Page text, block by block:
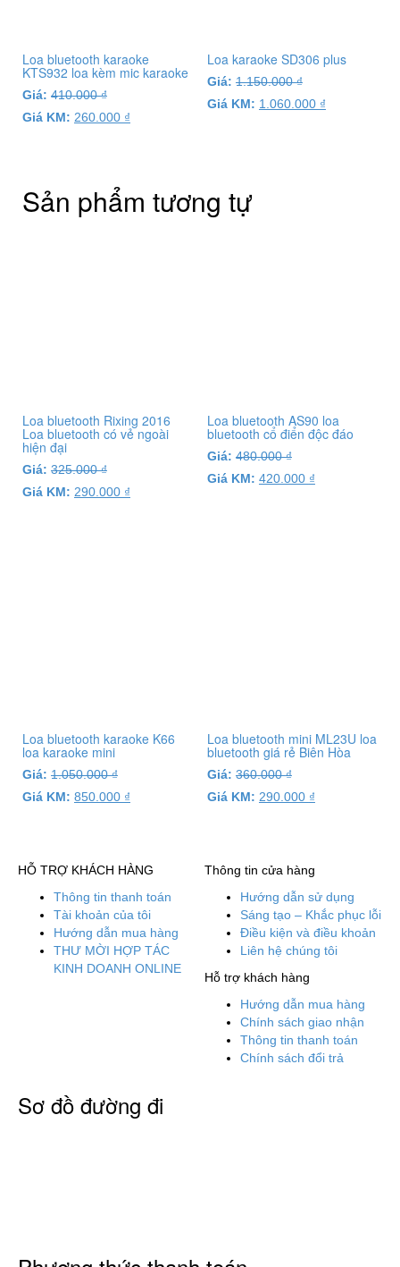
Loa bluetooth karaoke
KTS932 loa kèm mic karaoke
Giá: 410.000₫
Giá KM: 260.000 ₫
Loa karaoke SD306 plus
Giá: 1.150.000₫
Giá KM: 1.060.000 ₫
Sản phẩm tương tự
Loa bluetooth Rixing 2016
Loa bluetooth có vẻ ngoài
hiện đại
Giá: 325.000₫
Giá KM: 290.000 ₫
Loa bluetooth AS90 loa
bluetooth cổ điển độc đáo
Giá: 480.000₫
Giá KM: 420.000 ₫
Loa bluetooth karaoke K66
loa karaoke mini
Giá: 1.050.000₫
Giá KM: 850.000 ₫
Loa bluetooth mini ML23U loa
bluetooth giá rẻ Biên Hòa
Giá: 360.000₫
Giá KM: 290.000 ₫
HỖ TRỢ KHÁCH HÀNG
Thông tin thanh toán
Tài khoản của tôi
Hướng dẫn mua hàng
THƯ MỜI HỢP TÁC
KINH DOANH ONLINE
Thông tin cửa hàng
Hướng dẫn sử dụng
Sáng tạo – Khắc phục lỗi
Điều kiện và điều khoản
Liên hệ chúng tôi
Hỗ trợ khách hàng
Hướng dẫn mua hàng
Chính sách giao nhận
Thông tin thanh toán
Chính sách đổi trả
Sơ đồ đường đi